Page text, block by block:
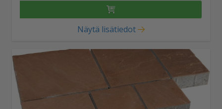
Näytä lisätiedot